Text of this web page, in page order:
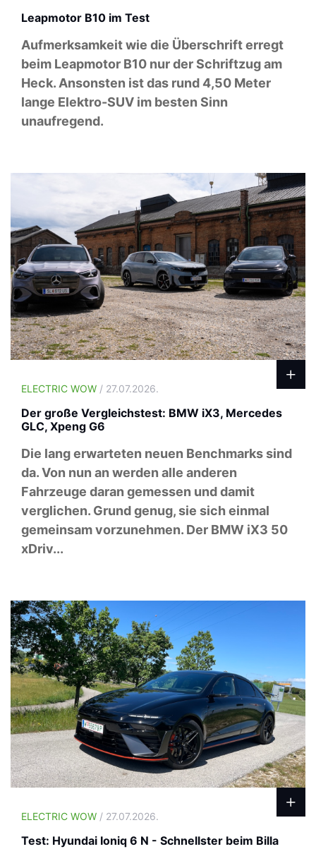
Leapmotor B10 im Test
Aufmerksamkeit wie die Überschrift erregt
beim Leapmotor B10 nur der Schriftzug am
Heck. Ansonsten ist das rund 4,50 Meter
lange Elektro-SUV im besten Sinn
unaufregend.
ELECTRIC WOW / 27.07.2026.
Der große Vergleichstest: BMW iX3, Mercedes
GLC, Xpeng G6
Die lang erwarteten neuen Benchmarks sind
da. Von nun an werden alle anderen
Fahrzeuge daran gemessen und damit
verglichen. Grund genug, sie sich einmal
gemeinsam vorzunehmen. Der BMW iX3 50
xDriv...
ELECTRIC WOW / 27.07.2026.
Test: Hyundai Ioniq 6 N - Schnellster beim Billa